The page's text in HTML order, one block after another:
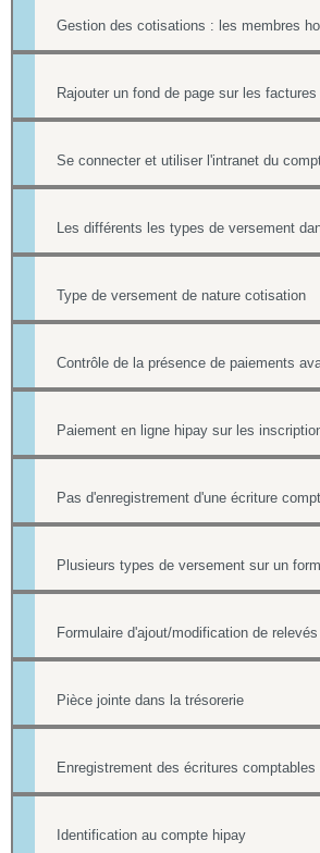
Rajouter un fond de page sur les factures
Type de versement de nature cotisation
Pièce jointe dans la trésorerie
Enregistrement des écritures comptables
Identification au compte hipay